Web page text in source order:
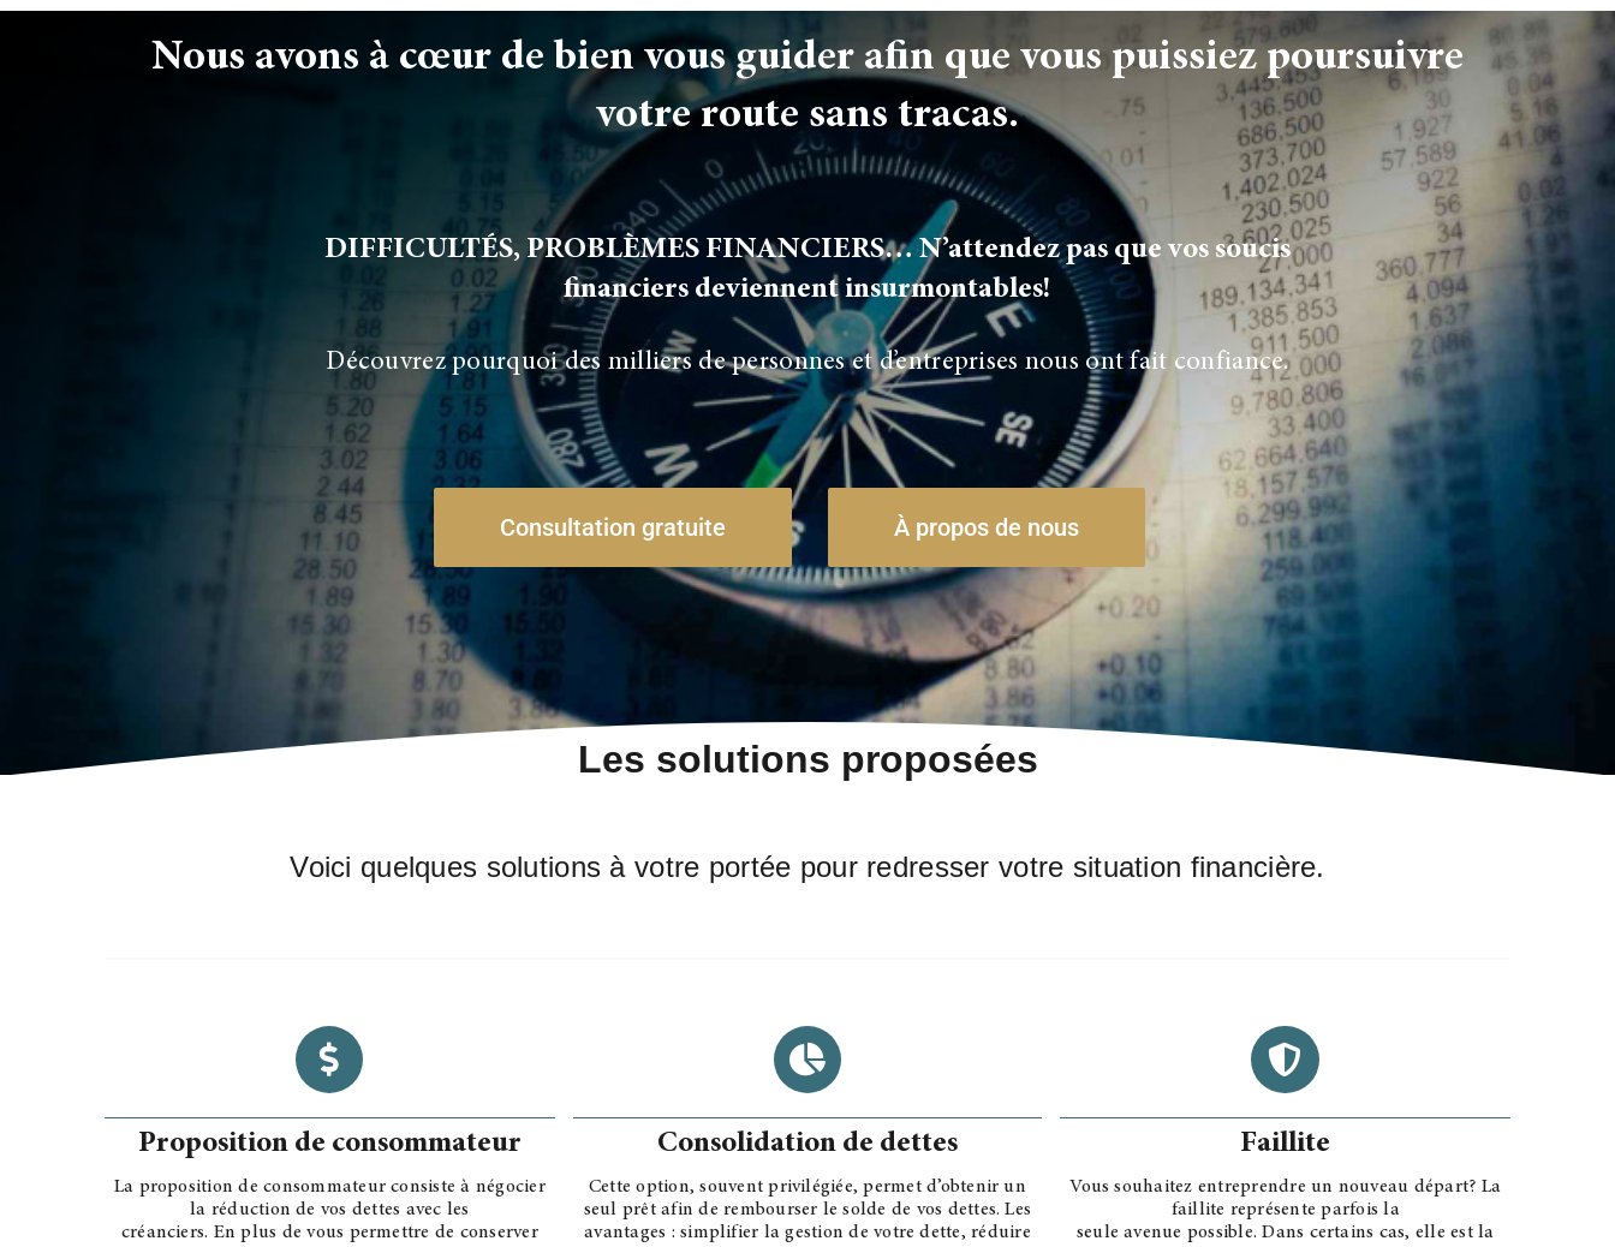
Nous avons à cœur de bien vous guider afin que vous puissiez poursuivre
votre route sans tracas.
DIFFICULTÉS, PROBLÈMES FINANCIERS… N’attendez pas que vos soucis
financiers deviennent insurmontables!
Découvrez pourquoi des milliers de personnes et d’entreprises nous ont fait confiance.
Consultation gratuite À propos de nous
Les solutions proposées
Voici quelques solutions à votre portée pour redresser votre situation financière.
Proposition de consommateur
La proposition de consommateur consiste à négocier
la réduction de vos dettes avec les
créanciers. En plus de vous permettre de conserver
Consolidation de dettes
Cette option, souvent privilégiée, permet d’obtenir un
seul prêt afin de rembourser lesolde de vos dettes. Les
avantages : simplifier la gestion de votre dette, réduire
Faillite
Vous souhaitez entreprendre un nouveau départ? La
faillite représente parfois la
seule avenue possible. Dans certains cas, elle est la